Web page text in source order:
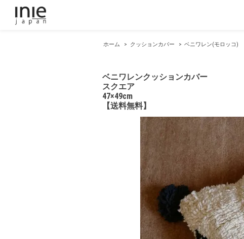
ホーム > クッションカバー > ベニワレン(モロッコ)
ベニワレンクッションカバー
スクエア
47×49cm
【送料無料】